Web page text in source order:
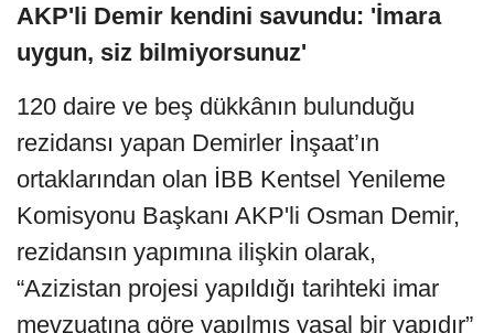
AKP'li Demir kendini savundu: 'İmara
uygun, siz bilmiyorsunuz'
120 daire ve beş dükkânın bulunduğu
rezidansı yapan Demirler İnşaat’ın
ortaklarından olan İBB Kentsel Yenileme
Komisyonu Başkanı AKP'li Osman Demir,
rezidansın yapımına ilişkin olarak,
“Azizistan projesi yapıldığı tarihteki imar
mevzuatına göre yapılmış yasal bir yapıdır”